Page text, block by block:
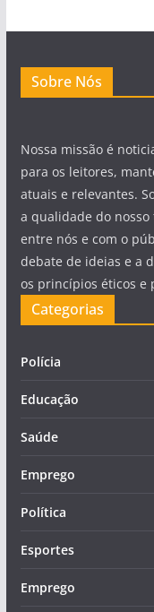
Sobre Nós
Nossa missão é
para os leitores,
atuais e relevantes.
a qualidade do
entre nós e com o
debate de ideias e a
os princípios éticos e
Categorias
Polícia
Educação
Saúde
Emprego
Política
Esportes
Emprego